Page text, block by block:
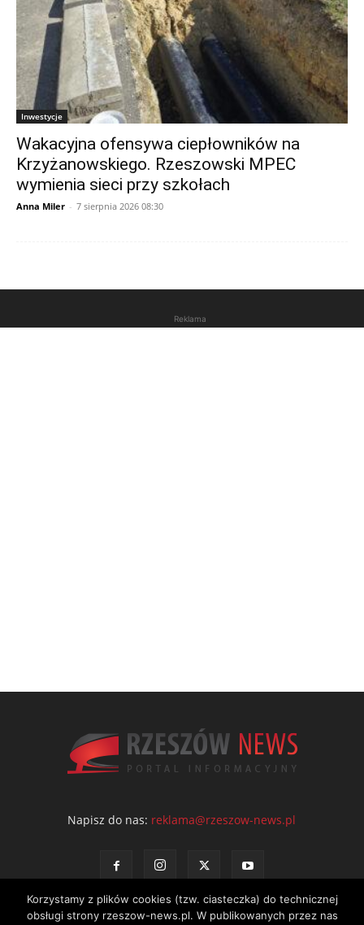
Inwestycje
Wakacyjna ofensywa ciepłowników na
Krzyżanowskiego. Rzeszowski MPEC
wymienia sieci przy szkołach
Anna Miler - 7 sierpnia 2026 08:30
Reklama
Napisz do nas: reklama@rzeszow-news.pl
Korzystamy z plików cookies (tzw. ciasteczka) do technicznej
obsługi strony rzeszow-news.pl. W publikowanych przez nas